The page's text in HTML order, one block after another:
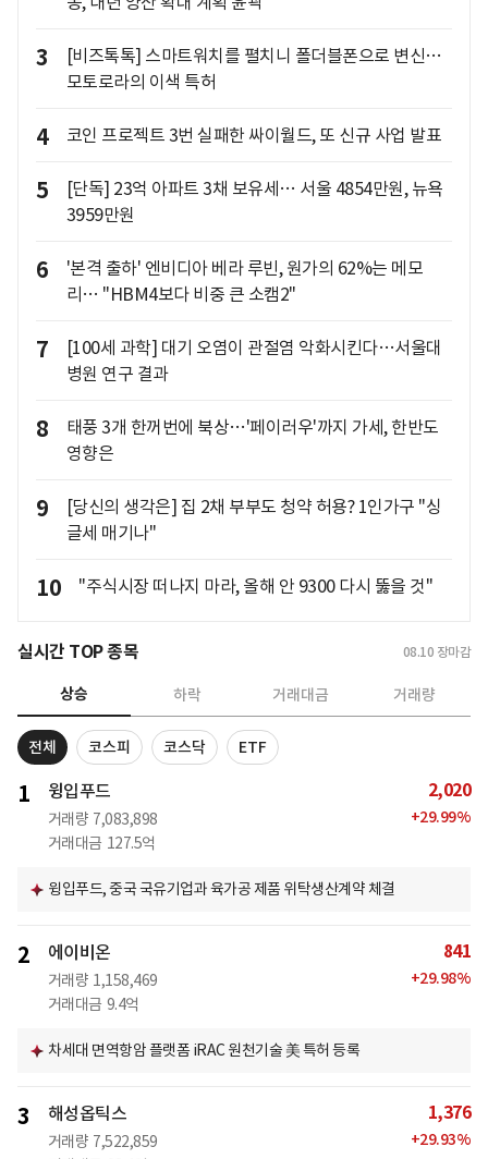
3
[비즈톡톡] 스마트워치를 펼치니 폴더블폰으로 변신…
모토로라의 이색 특허
4 코인 프로젝트 3번 실패한 싸이월드, 또 신규 사업 발표
5
[단독] 23억 아파트 3채 보유세… 서울 4854만원, 뉴욕
3959만원
6
'본격 출하' 엔비디아 베라 루빈, 원가의 62%는 메모
리… "HBM4보다 비중 큰 소캠2"
7
[100세 과학] 대기 오염이 관절염 악화시킨다…서울대
병원 연구 결과
8
태풍 3개 한꺼번에 북상…'페이러우'까지 가세, 한반도
영향은
9
[당신의 생각은] 집 2채 부부도 청약 허용? 1인가구 "싱
글세 매기나"
10 "주식시장 떠나지 마라, 올해 안 9300 다시 뚫을 것"
실시간 TOP 종목 08.10 장마감
상승 하락 거래대금 거래량
전체 코스피 코스닥 ETF
1 윙입푸드
거래량 7,083,898
거래대금 127.5억
2,020
+29.99%
윙입푸드, 중국 국유기업과 육가공 제품 위탁생산계약 체결
2 에이비온
거래량 1,158,469
거래대금 9.4억
841
+29.98%
차세대 면역항암 플랫폼 iRAC 원천기술 美 특허 등록
3 해성옵틱스
거래량 7,522,859
1,376
+29.93%